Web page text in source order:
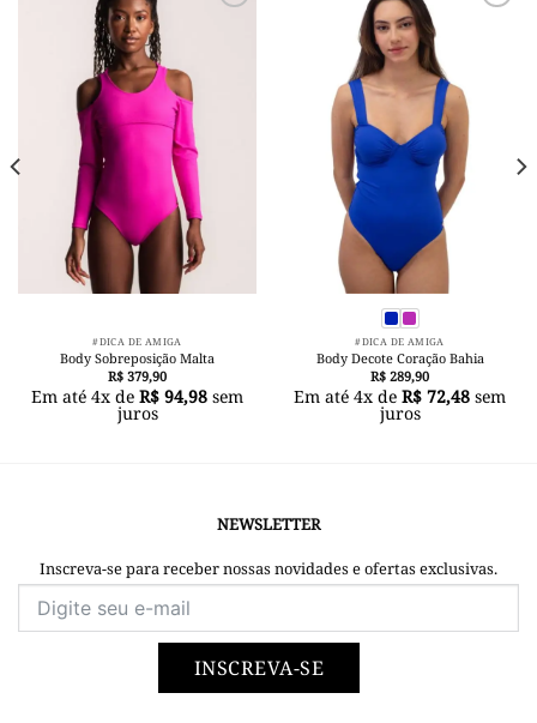
#DICA DE AMIGA
Body Sobreposição Malta
R$ 379,90
Em até 4x de R$ 94,98 sem
juros
#DICA DE AMIGA
Body Decote Coração Bahia
R$ 289,90
Em até 4x de R$ 72,48 sem
juros
NEWSLETTER
Inscreva-se para receber nossas novidades e ofertas exclusivas.
INSCREVA-SE